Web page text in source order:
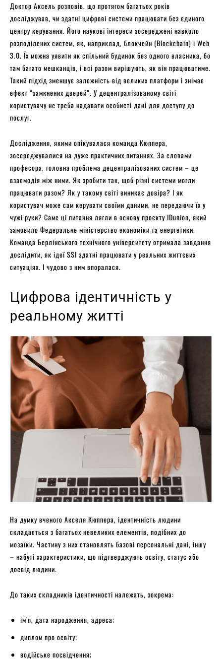
Доктор Аксель розповів, що протягом багатьох років
досліджував, чи здатні цифрові системи працювати без єдиного
центру керування. Його наукові інтереси зосереджені навколо
розподілених систем, як, наприклад, блокчейн (Blockchain) і Web
3.0. Їх можна уявити як спільний будинок без одного власника, бо
там багато мешканців, і всі разом вирішують, як він працюватиме.
Такий підхід зменшує залежність від великих платформ і знімає
ефект “замкнених дверей”. У децентралізованому світі
користувачу не треба надавати особисті дані для доступу до
послуг.
Дослідження, якими опікувалася команда Кюппера,
зосереджувалися на дуже практичних питаннях. За словами
професора, головна проблема децентралізованих систем – це
взаємодія між ними. Як зробити так, щоб різні системи могли
працювати разом? Як у такому світі виникає довіра? І як
користувач може сам керувати своїми даними, не передаючи їх у
чужі руки? Саме ці питання лягли в основу проєкту IDunion, який
замовило Федеральне міністерство економіки та енергетики.
Команда Берлінського технічного університету отримала завдання
дослідити, як ідеї SSI здатні працювати у реальних життєвих
ситуаціях. І чудово з ним впоралася.
Цифрова ідентичність у
реальному житті
На думку вченого Акселя Кюппера, ідентичність людини
складається з багатьох невеликих елементів, подібних до
мозаїки. Частину з них становлять базові персональні дані, іншу
– набуті характеристики, що підтверджують освіту, статус або
досвід людини.
До таких складників ідентичності належать, зокрема:
ім’я, дата народження, адреса;
диплом про освіту;
водійське посвідчення;